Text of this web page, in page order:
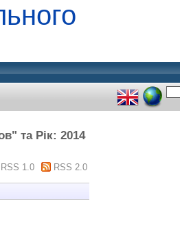
та Рік: 2014
RSS 1.0 RSS 2.0